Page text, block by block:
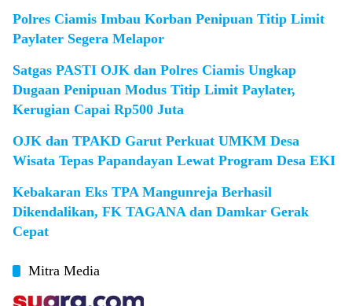
Polres Ciamis Imbau Korban Penipuan Titip Limit
Paylater Segera Melapor
Satgas PASTI OJK dan Polres Ciamis Ungkap
Dugaan Penipuan Modus Titip Limit Paylater,
Kerugian Capai Rp500 Juta
OJK dan TPAKD Garut Perkuat UMKM Desa
Wisata Tepas Papandayan Lewat Program Desa EKI
Kebakaran Eks TPA Mangunreja Berhasil
Dikendalikan, FK TAGANA dan Damkar Gerak
Cepat
Mitra Media